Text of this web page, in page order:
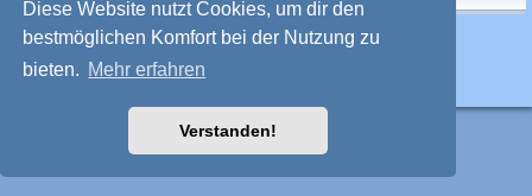
Diese Website nutzt Cookies, um dir den
bestmöglichen Komfort bei der Nutzung zu
bieten. Mehr erfahren
Verstanden!
Powered by phpBB ® Forum Software © phpBB Limited
phpBB.de
Style: Friesen(New) by FriesenFlieger